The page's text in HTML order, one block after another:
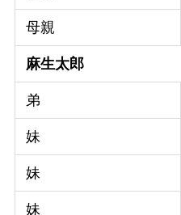
母親
麻生太郎
弟
妹
妹
妹